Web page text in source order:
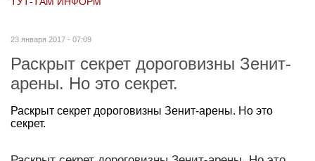
23 января 2017 - 07:09
Раскрыт секрет дороговизны Зенит-
арены. Но это секрет.
Раскрыт секрет дороговизны Зенит-арены. Но это
секрет.